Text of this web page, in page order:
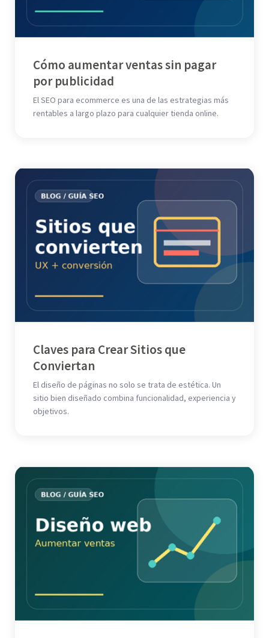
Cómo aumentar ventas sin pagar
por publicidad
El SEO para ecommerce es una de las estrategias más
rentables a largo plazo para cualquier tienda online.
Claves para Crear Sitios que
Conviertan
El diseño de páginas no solo se trata de estética. Un
sitio bien diseñado combina funcionalidad, experiencia y
objetivos.